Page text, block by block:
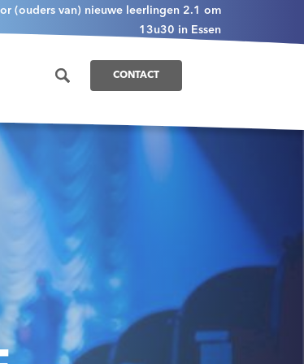
(ouders van) nieuwe leerlingen 2.1 om
13u30 in Essen
CONTACT